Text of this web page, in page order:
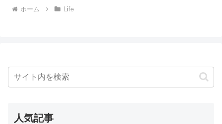
ホーム Life
人気記事